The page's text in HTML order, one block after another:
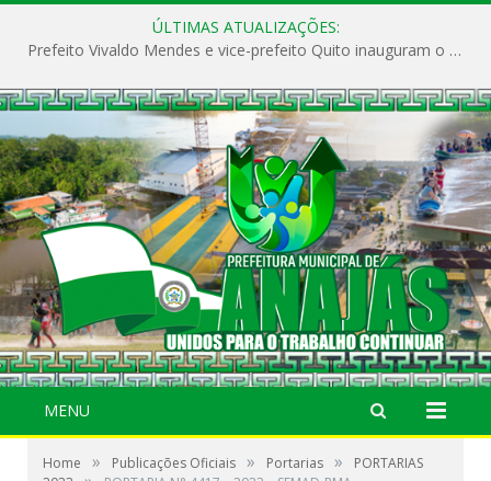
ÚLTIMAS ATUALIZAÇÕES:
Prefeito Vivaldo Mendes e vice-prefeito Quito inauguram o CAPS e fortalecem a saúde pública em Anajás.
MENU
Home » Publicações Oficiais » Portarias »
PORTARIAS